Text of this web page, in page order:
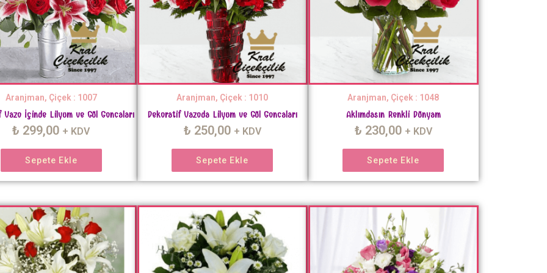
Aranjman, Çiçek : 1007
İçinde Lilyum ve Gül Goncaları
₺ 299,00 + KDV
Sepete Ekle
Aranjman, Çiçek : 1010
Dekoratif Vazoda Lilyum ve Gül Goncaları
₺ 250,00 + KDV
Sepete Ekle
Aranjman, Çiçek : 1048
Aklımdasın Renkli Dünyam
₺ 230,00 + KDV
Sepete Ekle